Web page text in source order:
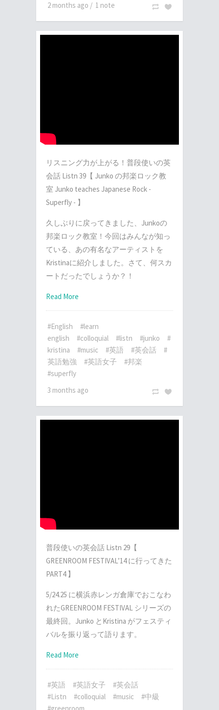
2 months ago / 1 note
リスニング力が上がる！普段使いの英
会話 Listn 39【 Junko の邦楽ロック教
室 Junko teaches Japanese Rock -
Superfly - 】
久しぶりに戻ってきました、Junkoの
邦楽ロック教室！今回はみんなが知っ
ている、あの有名なアーティストを
Kristinaに紹介しました。さて、何スカ
ートだったでしょうか？！
Read More
#English
#learn
english
#colloquial #listn #junko
#
kristina
#music #英語 #英会話
#
英語勉強
#英語女子
#邦楽
#superfly
3 months ago
普段使いの英会話 Listn 29【
GREENROOM FESTIVAL’14 に行ってきた
PART4 】
5/24.25 に横浜赤レンガ倉庫でおこなわ
れたGREENROOM FESTIVAL シリーズの
最終回。Junko とKristina がフェスティ
バルを振り返って語ります。
Read More
#英語 #英語女子
#英会話
#Listn
#colloquial #music
#中級